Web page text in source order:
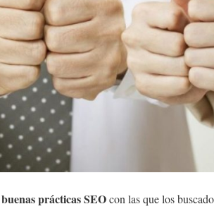
buenas prácticas SEOcon las que los